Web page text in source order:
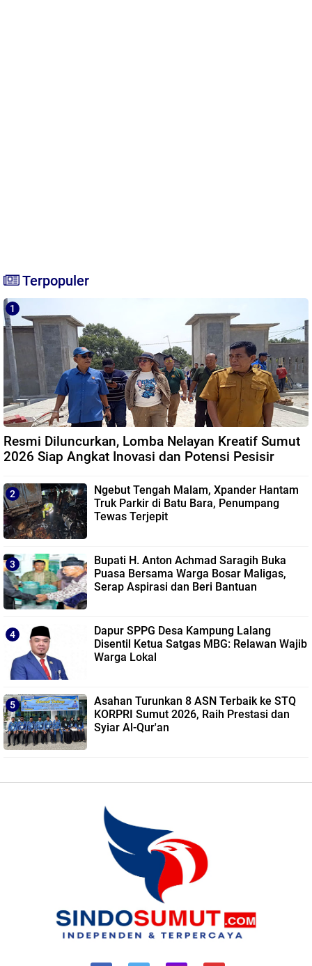
Terpopuler
Resmi Diluncurkan, Lomba Nelayan Kreatif Sumut
2026 Siap Angkat Inovasi dan Potensi Pesisir
Ngebut Tengah Malam, Xpander Hantam
Truk Parkir di Batu Bara, Penumpang
Tewas Terjepit
Bupati H. Anton Achmad Saragih Buka
Puasa Bersama Warga Bosar Maligas,
Serap Aspirasi dan Beri Bantuan
Dapur SPPG Desa Kampung Lalang
Disentil Ketua Satgas MBG: Relawan Wajib
Warga Lokal
Asahan Turunkan 8 ASN Terbaik ke STQ
KORPRI Sumut 2026, Raih Prestasi dan
Syiar Al-Qur'an